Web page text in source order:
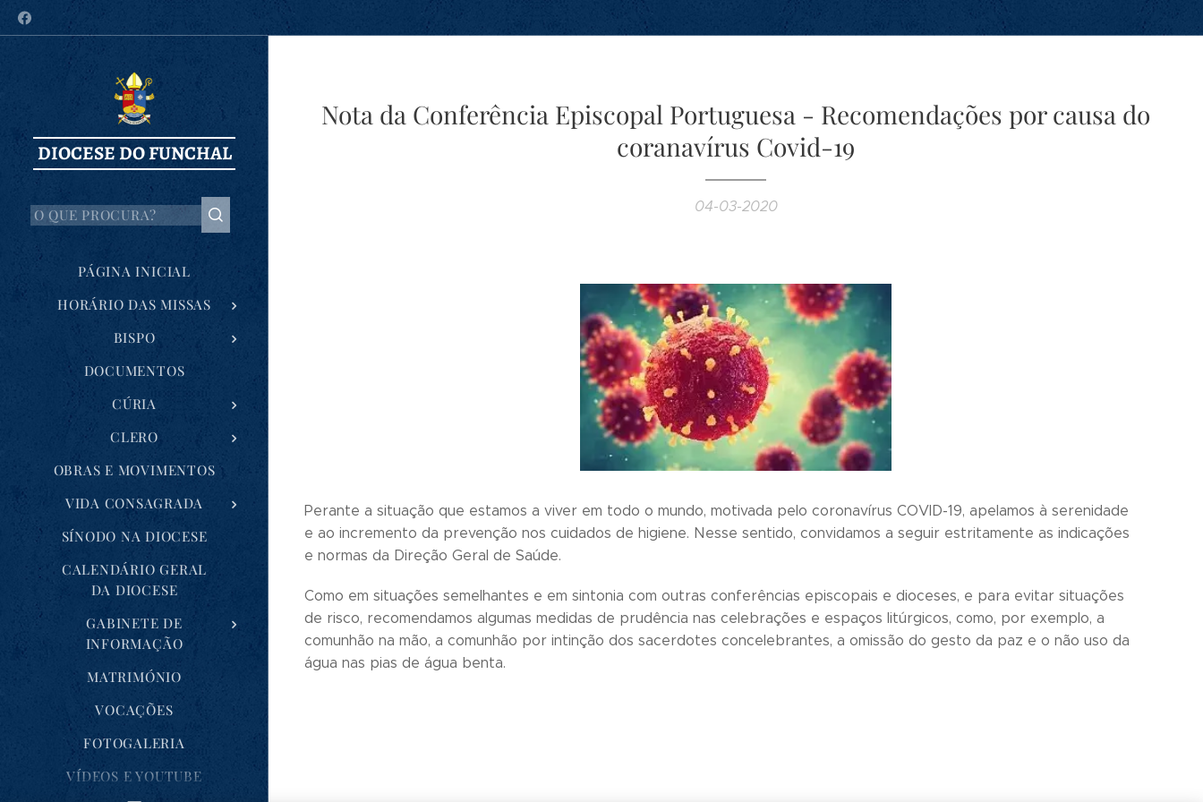
DIOCESE DO FUNCHAL
PÁGINA INICIAL
HORÁRIO DAS MISSAS
BISPO
DOCUMENTOS
CÚRIA
CLERO
OBRAS E MOVIMENTOS
VIDA CONSAGRADA
SÍNODO NA DIOCESE
CALENDÁRIO GERAL
DA DIOCESE
GABINETE DE
INFORMAÇÃO
MATRIMÓNIO
VOCAÇÕES
FOTOGALERIA
VÍDEOS E YOUTUBE
Nota da Conferência Episcopal Portuguesa - Recomendações por causa do
coranavírus Covid-19
04-03-2020
Perante a situação que estamos a viver em todo o mundo, motivada pelo coronavírus COVID-19, apelamos à serenidade
e ao incremento da prevenção nos cuidados de higiene. Nesse sentido, convidamos a seguir estritamente as indicações
e normas da Direção Geral de Saúde.
Como em situações semelhantes e em sintonia com outras conferências episcopais e dioceses, e para evitar situações
de risco, recomendamos algumas medidas de prudência nas celebrações e espaços litúrgicos, como, por exemplo, a
comunhão na mão, a comunhão por intinção dos sacerdotes concelebrantes, a omissão do gesto da paz e o não uso da
água nas pias de água benta.